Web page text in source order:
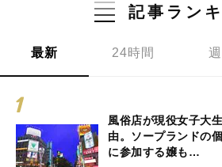
記事ラン
最新 24時間
風俗店が現役女子大
由。ソープランドの
に参加する嬢も…